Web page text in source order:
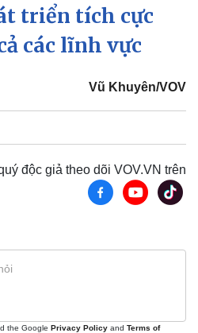
Công nghệ
Trải nghiệm
Chuyển đổi số
triển tích cực
các lĩnh vực
Vũ Khuyên/VOV
độc giả theo dõi VOV.VN trên
the Google Privacy Policy and Terms of